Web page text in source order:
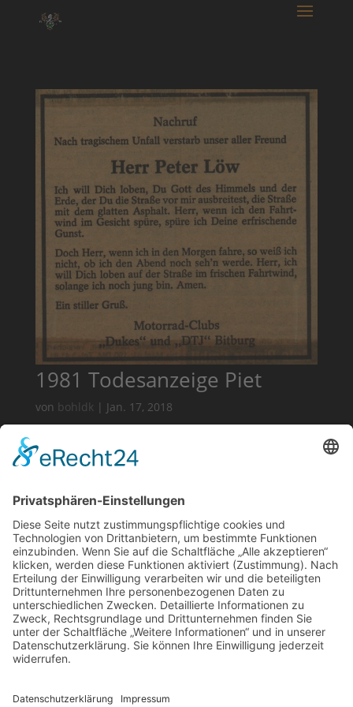
1981 Todesanzeige Piet
von bohldk| Jan. 17, 2018
1981 Textilpatch Remember
Piet
vonbohldk